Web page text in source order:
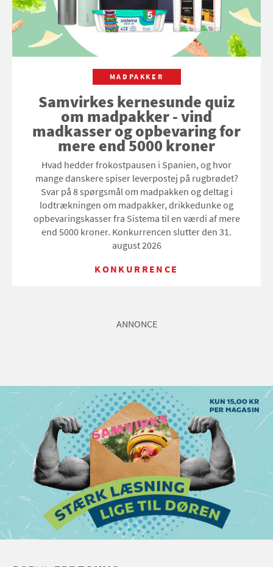
MADPAKKER
Samvirkes kernesunde quiz
om madpakker - vind
madkasser og opbevaring for
mere end 5000 kroner
Hvad hedder frokostpausen i Spanien, og hvor
mange danskere spiser leverpostej på rugbrødet?
Svar på 8 spørgsmål om madpakken og deltag i
lodtrækningen om madpakker, drikkedunke og
opbevaringskasser fra Sistema til en værdi af mere
end 5000 kroner. Konkurrencen slutter den 31.
august 2026
KONKURRENCE
ANNONCE